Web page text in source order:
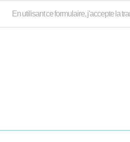
En utilisant ce formulaire, j'accepte la